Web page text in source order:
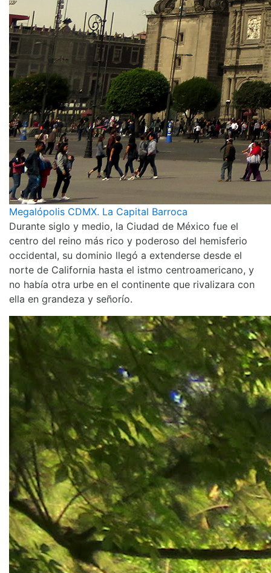
Megalópolis CDMX. La Capital Barroca
Durante siglo y medio, la Ciudad de México fue el
centro del reino más rico y poderoso del hemisferio
occidental, su dominio llegó a extenderse desde el
norte de California hasta el istmo centroamericano, y
no había otra urbe en el continente que rivalizara con
ella en grandeza y señorío.